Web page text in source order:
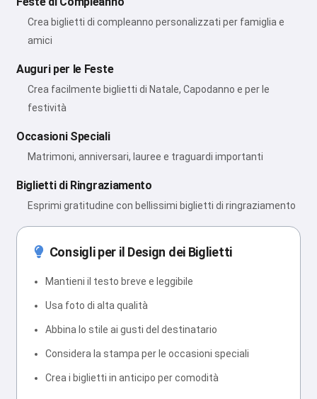
Crea biglietti di compleanno personalizzati per famiglia e
amici
Auguri per le Feste
Crea facilmente biglietti di Natale, Capodanno e per le
festività
Occasioni Speciali
Matrimoni, anniversari, lauree e traguardi importanti
Biglietti di Ringraziamento
Esprimi gratitudine con bellissimi biglietti di ringraziamento
Consigli per il Design dei Biglietti
Mantieni il testo breve e leggibile
Usa foto di alta qualità
Abbina lo stile ai gusti del destinatario
Considera la stampa per le occasioni speciali
Crea i biglietti in anticipo per comodità